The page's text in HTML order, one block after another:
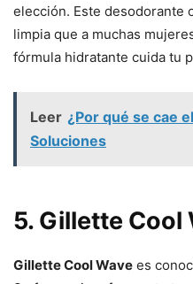
elección. Este desodorante
limpia que a muchas
fórmula hidratante cuida tu
Leer ¿Por qué se cae
Soluciones
5. Gillette Cool
Gillette Cool Wave es